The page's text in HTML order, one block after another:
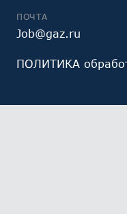
ПОЧТА
Job@gaz.ru
ПОЛИТИКА